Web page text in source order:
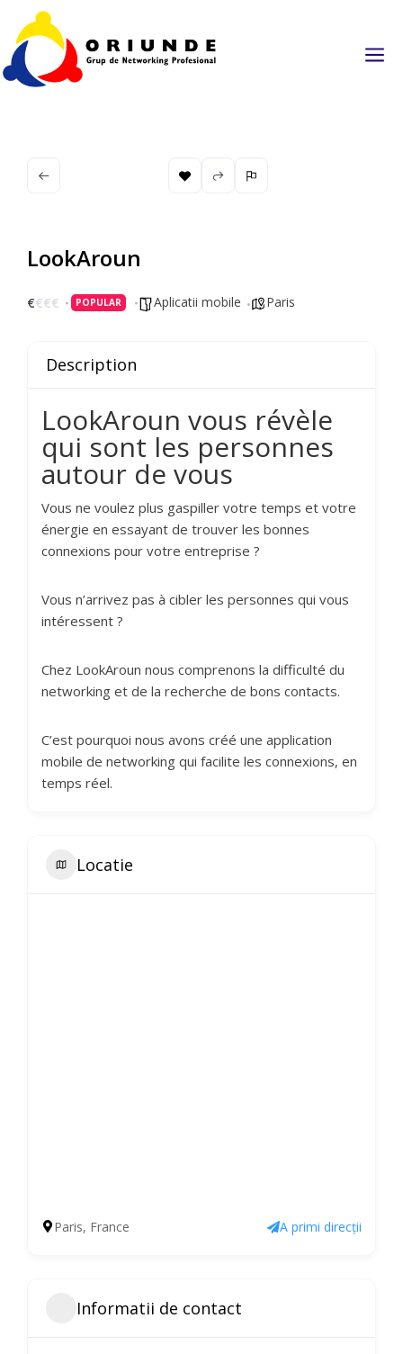
a
LookAroun
€€€€ POPULAR Aplicatii mobile Paris
Description
LookAroun vous révèle
qui sont les personnes
autour de vous
Vous ne voulez plus gaspiller votre temps et votre
énergie en essayant de trouver les bonnes
connexions pour votre entreprise ?
Vous n’arrivez pas à cibler les personnes qui vous
intéressent ?
Chez LookAroun nous comprenons la difficulté du
networking et de la recherche de bons contacts.
C’est pourquoi nous avons créé une application
mobile de networking qui facilite les connexions, en
temps réel.
Locatie
Paris, France A primi direcții
Informatii de contact